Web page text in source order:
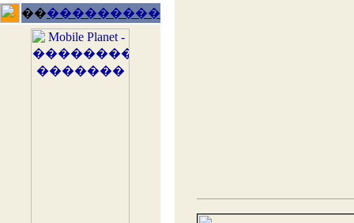
�����������